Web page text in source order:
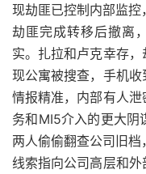
现劫匪已控制内部监控
劫匪完成转移后撤离
实。扎拉和卢克幸存
现公寓被搜查，手机
情报精准，内部有人
务和MI5介入的更大阴
两人偷偷翻查公司旧档
线索指向公司高层和外